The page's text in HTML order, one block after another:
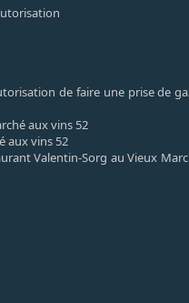
de faire une prise de
aux vins 52
aux vins 52
Valentin-Sorg au Vieux